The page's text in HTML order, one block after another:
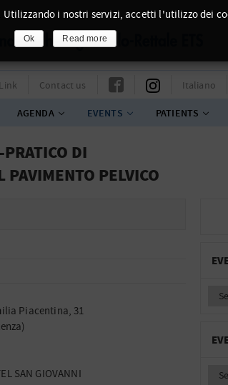
Link Contact us Italiano
AGENDA EVENTS PATIENTS
DI
PAVIMENTO PELVICO
Piacentina, 31
SAN GIOVANNI
Utilizzando i nostri servizi, accetti l'utilizzo dei
Ok Read more